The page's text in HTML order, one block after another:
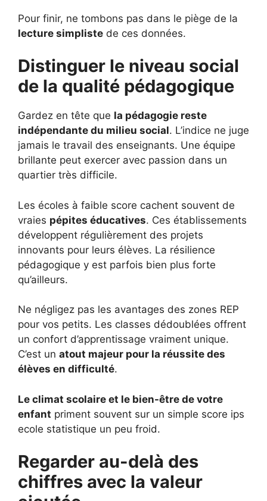
Pour finir, ne tombons pas dans le piège de la
lecture simpliste de ces données.
Distinguer le niveau social
de la qualité pédagogique
Gardez en tête que la pédagogie reste
indépendante du milieu social. L’indice ne juge
jamais le travail des enseignants. Une équipe
brillante peut exercer avec passion dans un
quartier très difficile.
Les écoles à faible score cachent souvent de
vraies pépites éducatives. Ces établissements
développent régulièrement des projets
innovants pour leurs élèves. La résilience
pédagogique y est parfois bien plus forte
qu’ailleurs.
Ne négligez pas les avantages des zones REP
pour vos petits. Les classes dédoublées offrent
un confort d’apprentissage vraiment unique.
C’est un atout majeur pour la réussite des
élèves en difficulté.
Le climat scolaire et le bien-être de votre
enfant priment souvent sur un simple score ips
ecole statistique un peu froid.
Regarder au-delà des
chiffres avec la valeur